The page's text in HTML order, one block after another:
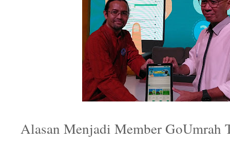
Alasan Menjadi Member GoUmrah